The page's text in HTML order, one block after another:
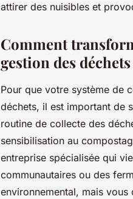
attirer des nuisibles et
Comment
gestion des
Pour que votre système de
déchets, il est important de
routine de collecte des
sensibilisation au
entreprise spécialisée qui
communautaires ou des
environnemental, mais vous